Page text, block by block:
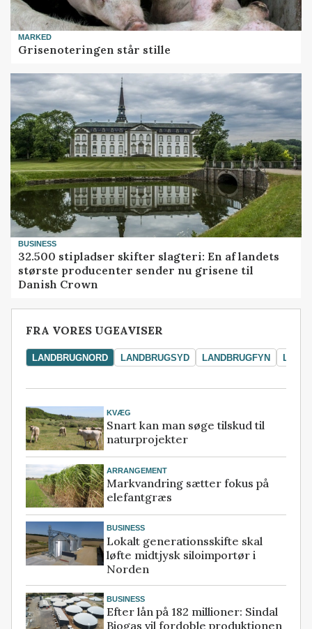
MARKED
Grisenoteringen står stille
BUSINESS
32.500 stipladser skifter slagteri: En af landets
største producenter sender nu grisene til
Danish Crown
FRA VORES UGEAVISER
LANDBRUGNORD LANDBRUGSYD LANDBRUGFYN
KVÆG
Snart kan man søge tilskud til
naturprojekter
ARRANGEMENT
Markvandring sætter fokus på
elefantgræs
BUSINESS
Lokalt generationsskifte skal
løfte midtjysk siloimportør i
Norden
BUSINESS
Efter lån på 182 millioner: Sindal
Biogas vil fordoble produktionen